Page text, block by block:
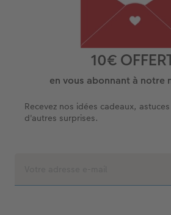
10€
en vous abonnant à notre
Recevez nos idées cadeaux,
d'autres surprises.